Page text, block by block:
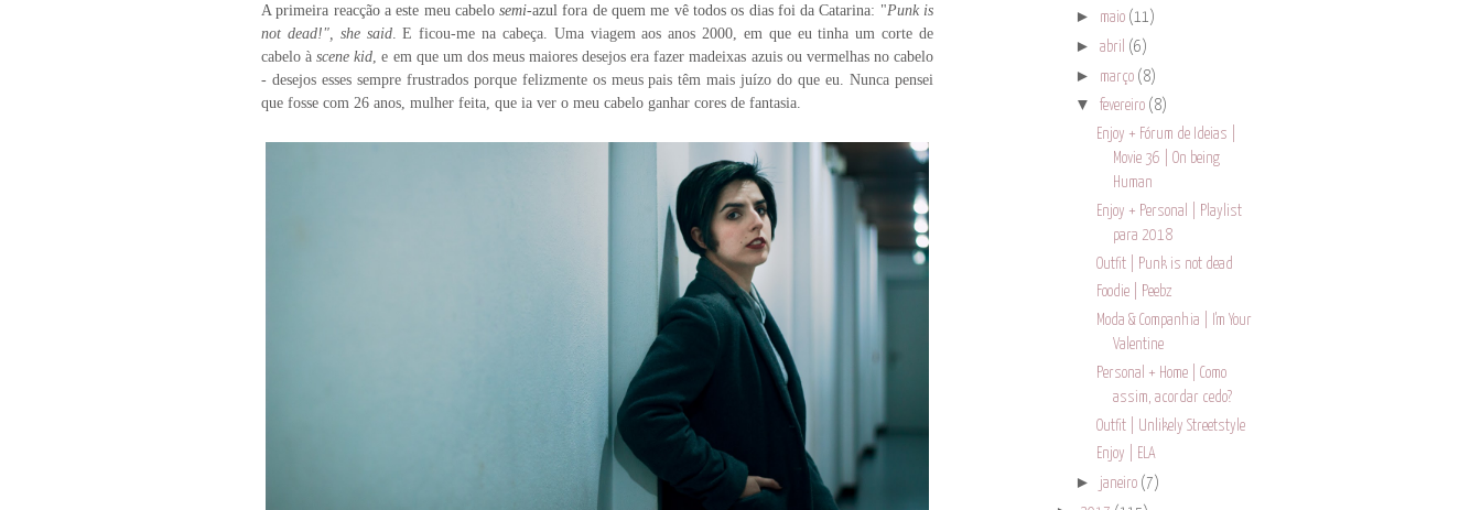
► maio (11)
► abril (6)
► março (8)
▼ fevereiro (8)
Enjoy + Fórum de Ideias |
Movie 36 | On being
Human
Enjoy + Personal | Playlist
para 2018
Outfit | Punk is not dead
Foodie | Peebz
Moda & Companhia | I'm Your
Valentine
Personal + Home | Como
assim, acordar cedo?
Outfit | Unlikely Streetstyle
Enjoy | ELA
► janeiro (7)
A primeira reacção a este meu cabelosemi-azul fora de quem me vê todos os dias foi daCatarina: "Punk is
not dead!", she said. E ficou-me na cabeça. Uma viagem aos anos 2000, em que eu tinha um corte de
cabelo àscene kid , e em que um dos meus maiores desejos era fazer madeixas azuis ou vermelhas no cabelo
- desejos esses sempre frustrados porque felizmente os meus pais têm mais juízo do que eu. Nunca pensei
que fosse com 26 anos, mulher feita, que ia ver o meu cabelo ganhar cores de fantasia.